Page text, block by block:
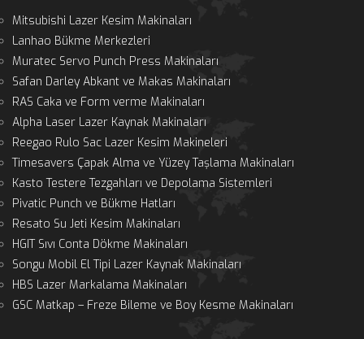
Mitsubishi Lazer Kesim Makinaları
Lanhao Bükme Merkezleri
Muratec Servo Punch Press Makinaları
Safan Darley Abkant ve Makas Makinaları
RAS Caka ve Form verme Makinaları
Alpha Laser Lazer Kaynak Makinaları
Reegao Rulo Sac Lazer Kesim Makineleri
Timesavers Çapak Alma ve Yüzey Taşlama Makinaları
Kasto Testere Tezgahları ve Depolama Sistemleri
Pivatic Punch ve Bükme Hatları
Resato Su Jeti Kesim Makinaları
HGIT Sıvı Conta Dökme Makinaları
Songu Mobil El Tipi Lazer Kaynak Makinaları
HBS Lazer Markalama Makinaları
GSC Matkap – Freze Bileme ve Boy Kesme Makinaları